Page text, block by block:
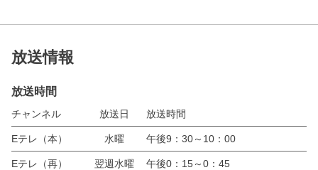
放送情報
放送時間
チャンネル 放送日 放送時間
Eテレ（本） 水曜 午後9：30～10：00
Eテレ（再） 翌週水曜 午後0：15～0：45